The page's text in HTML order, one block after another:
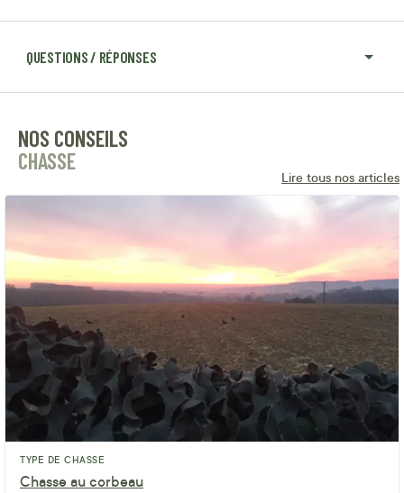
QUESTIONS / RÉPONSES
NOS CONSEILS
CHASSE
Lire tous nos articles
TYPE DE CHASSE
Chasse au corbeau